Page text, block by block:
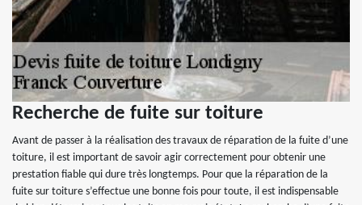
Recherche de fuite sur toiture
Avant de passer à la réalisation des travaux de réparation de la fuite d’une
toiture, il est important de savoir agir correctement pour obtenir une
prestation fiable qui dure très longtemps. Pour que la réparation de la
fuite sur toiture s’effectue une bonne fois pour toute, il est indispensable